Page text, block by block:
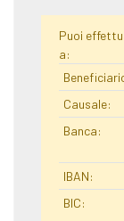
Puoi
a:
Causale:
Banca:
IBAN:
BIC: